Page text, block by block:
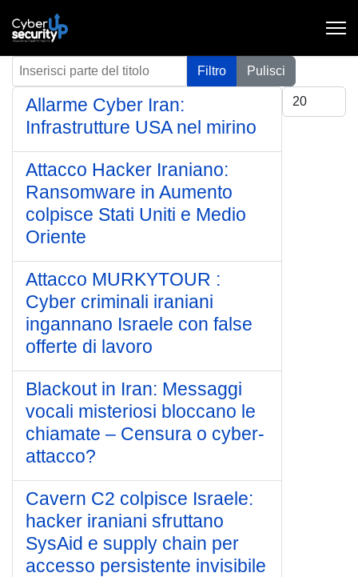
Inserisci parte del titolo Filtro
Pulisci
Visualizza #
Allarme Cyber Iran:
Infrastrutture USA nel mirino
Attacco Hacker Iraniano:
Ransomware in Aumento
colpisce Stati Uniti e Medio
Oriente
Attacco MURKYTOUR :
Cyber criminali iraniani
ingannano Israele con false
offerte di lavoro
Blackout in Iran: Messaggi
vocali misteriosi bloccano le
chiamate – Censura o cyber-
attacco?
Cavern C2 colpisce Israele:
hacker iraniani sfruttano
SysAid e supply chain per
accesso persistente invisibile